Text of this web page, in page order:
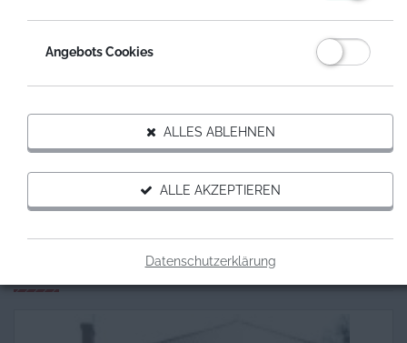
SPENDEN MIT SPENDENGUTSCHEIN
Hilfsprojekt weiterempfehlen
Angebots Cookies
ALLES ABLEHNEN
ALLE AKZEPTIEREN
Datenschutzerklärung